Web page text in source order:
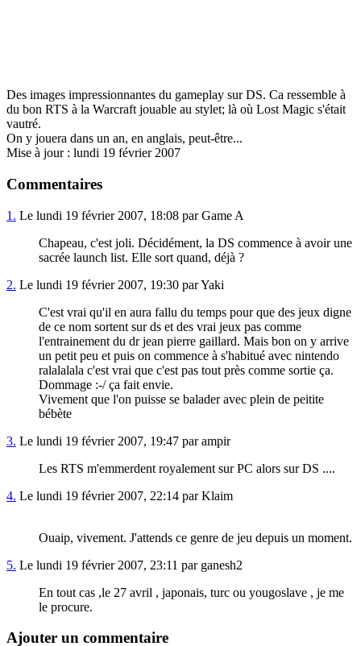
Des images impressionnantes du gameplay sur DS. Ca ressemble à
du bon RTS à la Warcraft jouable au stylet; là où Lost Magic s'était
vautré.
On y jouera dans un an, en anglais, peut-être...
Mise à jour : lundi 19 février 2007
Commentaires
1. Le lundi 19 février 2007, 18:08 par Game A
Chapeau, c'est joli. Décidément, la DS commence à avoir une
sacrée launch list. Elle sort quand, déjà ?
2. Le lundi 19 février 2007, 19:30 par Yaki
C'est vrai qu'il en aura fallu du temps pour que des jeux digne
de ce nom sortent sur ds et des vrai jeux pas comme
l'entrainement du dr jean pierre gaillard. Mais bon on y arrive
un petit peu et puis on commence à s'habitué avec nintendo
ralalalala c'est vrai que c'est pas tout près comme sortie ça.
Dommage :-/ ça fait envie.
Vivement que l'on puisse se balader avec plein de peitite
bébète
3. Le lundi 19 février 2007, 19:47 par ampir
Les RTS m'emmerdent royalement sur PC alors sur DS ....
4. Le lundi 19 février 2007, 22:14 par Klaim
Ouaip, vivement. J'attends ce genre de jeu depuis un moment.
5. Le lundi 19 février 2007, 23:11 par ganesh2
En tout cas ,le 27 avril , japonais, turc ou yougoslave , je me
le procure.
Ajouter un commentaire